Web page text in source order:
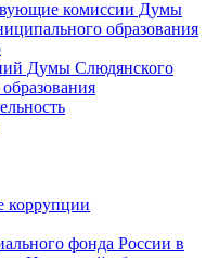
комиссии Думы
образования
Думы Слюдянского
коррупции
фонда России в